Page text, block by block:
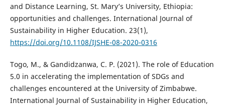
and Distance Learning, St. Mary’s University, Ethiopia:
opportunities and challenges. International Journal of
Sustainability in Higher Education. 23(1),
https://doi.org/10.1108/IJSHE-08-2020-0316
Togo, M., & Gandidzanwa, C. P. (2021). The role of Education
5.0 in accelerating the implementation of SDGs and
challenges encountered at the University of Zimbabwe.
International Journal of Sustainability in Higher Education,